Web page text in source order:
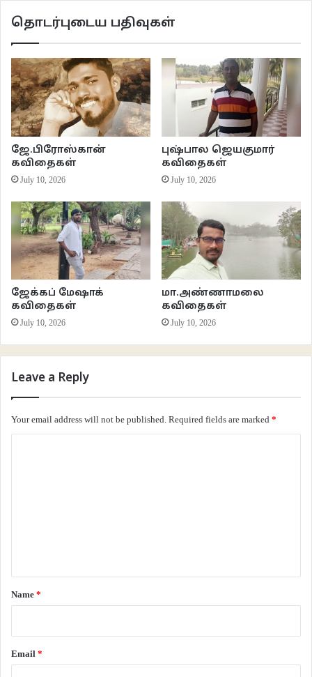
தொடர்புடைய பதிவுகள்
ஜே.பிரோஸ்கான்
கவிதைகள்
July 10, 2026
புஷ்பால ஜெயகுமார்
கவிதைகள்
July 10, 2026
ஜேக்கப் மேஷாக்
கவிதைகள்
July 10, 2026
மா.அண்ணாமலை
கவிதைகள்
July 10, 2026
Leave a Reply
Your email address will not be published. Required fields are marked *
*
Name *
Email *